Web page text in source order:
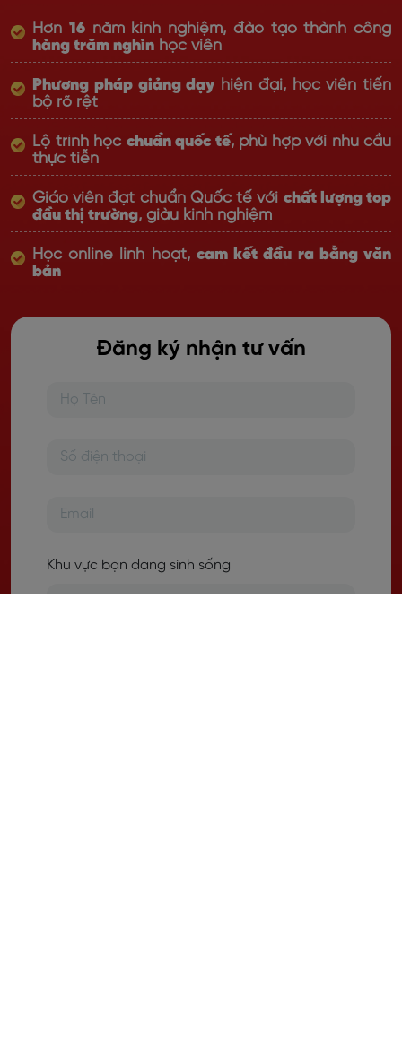
Hơn 16năm kinh nghiệm, đào tạo thành công
hàng trăm nghìn học viên
Phương pháp giảng dạy hiện đại, học viên tiến
bộ rõ rệt
Lộ trình học chuẩn quốc tế, phù hợp với nhu cầu
thực tiễn
Giáo viên đạt chuẩn Quốc tế với chất lượng top
đầu thị trường, giàu kinh nghiệm
Học online linh hoạt, cam kết đầu ra bằng văn
bản
Đăng ký nhận tư vấn
Khu vực bạn đang sinh sống